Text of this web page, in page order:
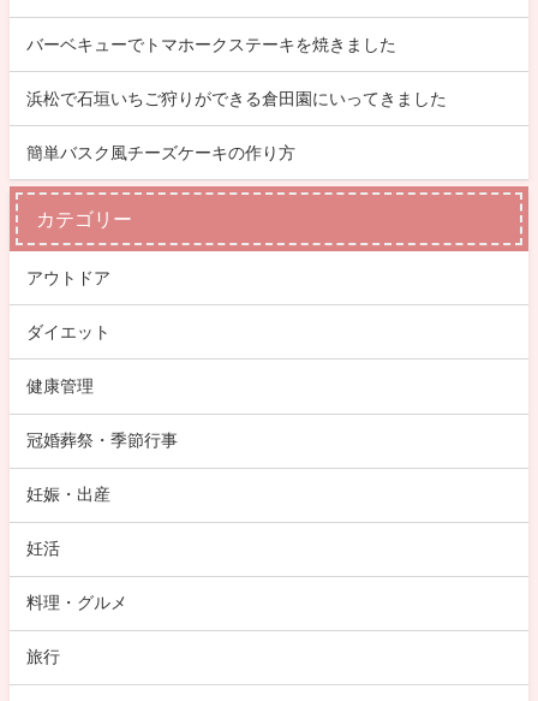
バーベキューでトマホークステーキを焼きました
浜松で石垣いちご狩りができる倉田園にいってきました
簡単バスク風チーズケーキの作り方
カテゴリー
アウトドア
ダイエット
健康管理
冠婚葬祭・季節行事
妊娠・出産
妊活
料理・グルメ
旅行